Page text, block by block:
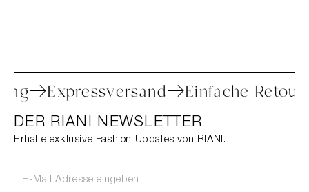
Expressversand Einfache
DER RIANI NEWSLETTER
Erhalte exklusive Fashion Updates von RIANI.